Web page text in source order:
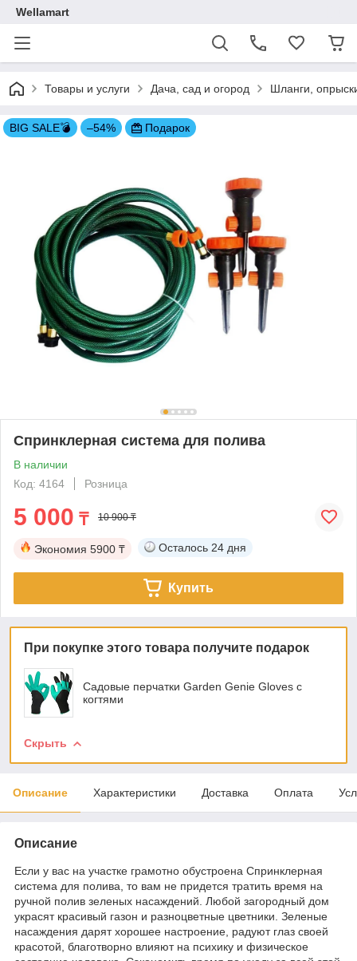
Wellamart
Товары и услуги Дача, сад и огород Шланги,
BIG SALE💣 –54% Подарок
Спринклерная система для полива
В наличии
Код: 4164
Розница
5 000 ₸ 10 900 ₸
Экономия 5900 ₸ Осталось 24 дня
Купить
При покупке этого товара получите подарок
Садовые перчатки Garden Genie Gloves с
когтями
Скрыть
Описание Характеристики Доставка Оплата
Описание
Если у вас на участке грамотно обустроена Спринклерная
система для полива, то вам не придется тратить время на
ручной полив зеленых насаждений. Любой загородный дом
украсят красивый газон и разноцветные цветники. Зеленые
насаждения дарят хорошее настроение, радуют глаз своей
красотой, благотворно влияют на психику и физическое